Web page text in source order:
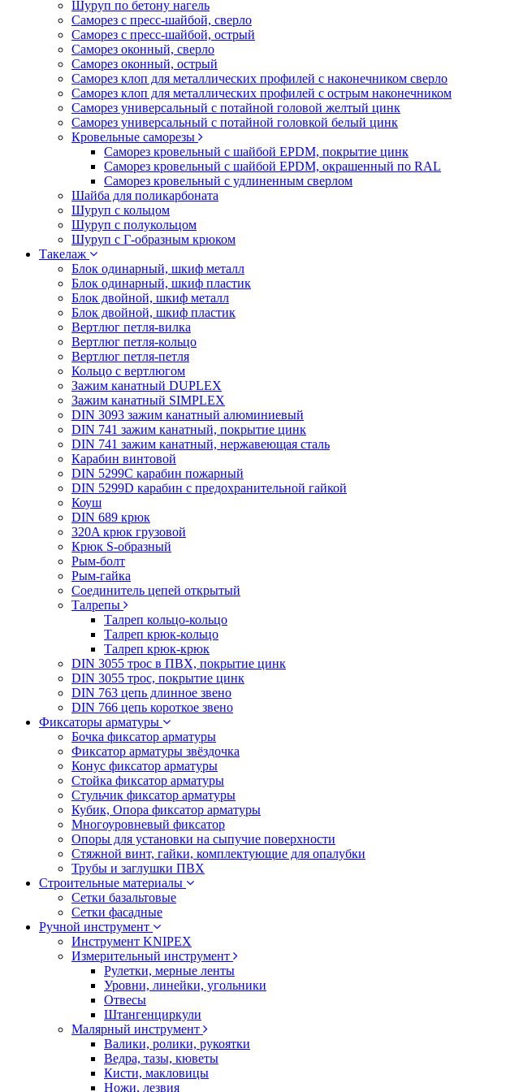
Шуруп по бетону нагель
Саморез с пресс-шайбой, сверло
Саморез с пресс-шайбой, острый
Саморез оконный, сверло
Саморез оконный, острый
Саморез клоп для металлических профилей с наконечником сверло
Саморез клоп для металлических профилей с острым наконечником
Саморез универсальный с потайной головой желтый цинк
Саморез универсальный с потайной головкой белый цинк
Кровельные саморезы
Саморез кровельный с шайбой EPDM, покрытие цинк
Саморез кровельный с шайбой EPDM, окрашенный по RAL
Саморез кровельный с удлиненным сверлом
Шайба для поликарбоната
Шуруп с кольцом
Шуруп с полукольцом
Шуруп с Г-образным крюком
Такелаж
Блок одинарный, шкиф металл
Блок одинарный, шкиф пластик
Блок двойной, шкиф металл
Блок двойной, шкиф пластик
Вертлюг петля-вилка
Вертлюг петля-кольцо
Вертлюг петля-петля
Кольцо с вертлюгом
Зажим канатный DUPLEX
Зажим канатный SIMPLEX
DIN 3093 зажим канатный алюминиевый
DIN 741 зажим канатный, покрытие цинк
DIN 741 зажим канатный, нержавеющая сталь
Карабин винтовой
DIN 5299C карабин пожарный
DIN 5299D карабин с предохранительной гайкой
Коуш
DIN 689 крюк
320A крюк грузовой
Крюк S-образный
Рым-болт
Рым-гайка
Соединитель цепей открытый
Талрепы
Талреп кольцо-кольцо
Талреп крюк-кольцо
Талреп крюк-крюк
DIN 3055 трос в ПВХ, покрытие цинк
DIN 3055 трос, покрытие цинк
DIN 763 цепь длинное звено
DIN 766 цепь короткое звено
Фиксаторы арматуры
Бочка фиксатор арматуры
Фиксатор арматуры звёздочка
Конус фиксатор арматуры
Стойка фиксатор арматуры
Стульчик фиксатор арматуры
Кубик, Опора фиксатор арматуры
Многоуровневый фиксатор
Опоры для установки на сыпучие поверхности
Стяжной винт, гайки, комплектующие для опалубки
Трубы и заглушки ПВХ
Строительные материалы
Сетки базальтовые
Сетки фасадные
Ручной инструмент
Инструмент KNIPEX
Измерительный инструмент
Рулетки, мерные ленты
Уровни, линейки, угольники
Отвесы
Штангенциркули
Малярный инструмент
Валики, ролики, рукоятки
Ведра, тазы, кюветы
Кисти, макловицы
Ножи, лезвия